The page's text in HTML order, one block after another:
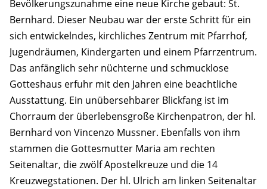
Bevölkerungszunahme eine neue Kirche gebaut: St.
Bernhard. Dieser Neubau war der erste Schritt für ein
sich entwickelndes, kirchliches Zentrum mit Pfarrhof,
Jugendräumen, Kindergarten und einem Pfarrzentrum.
Das anfänglich sehr nüchterne und schmucklose
Gotteshaus erfuhr mit den Jahren eine beachtliche
Ausstattung. Ein unübersehbarer Blickfang ist im
Chorraum der überlebensgroße Kirchenpatron, der hl.
Bernhard von Vincenzo Mussner. Ebenfalls von ihm
stammen die Gottesmutter Maria am rechten
Seitenaltar, die zwölf Apostelkreuze und die 14
Kreuzwegstationen. Der hl. Ulrich am linken Seitenaltar